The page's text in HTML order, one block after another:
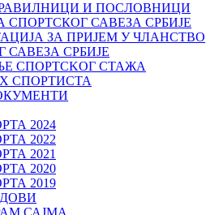
И ПОСЛОВНИЦИ
СПОРТСКОГ САВЕЗА СРБИЈЕ
ЗА ПРИЈЕМ У ЧЛАНСТВО
САВЕЗА СРБИЈЕ
СПОРТСKОГ СТАЖА
СПОРТИСТА
2024
2022
2021
2020
2019
САЈМА